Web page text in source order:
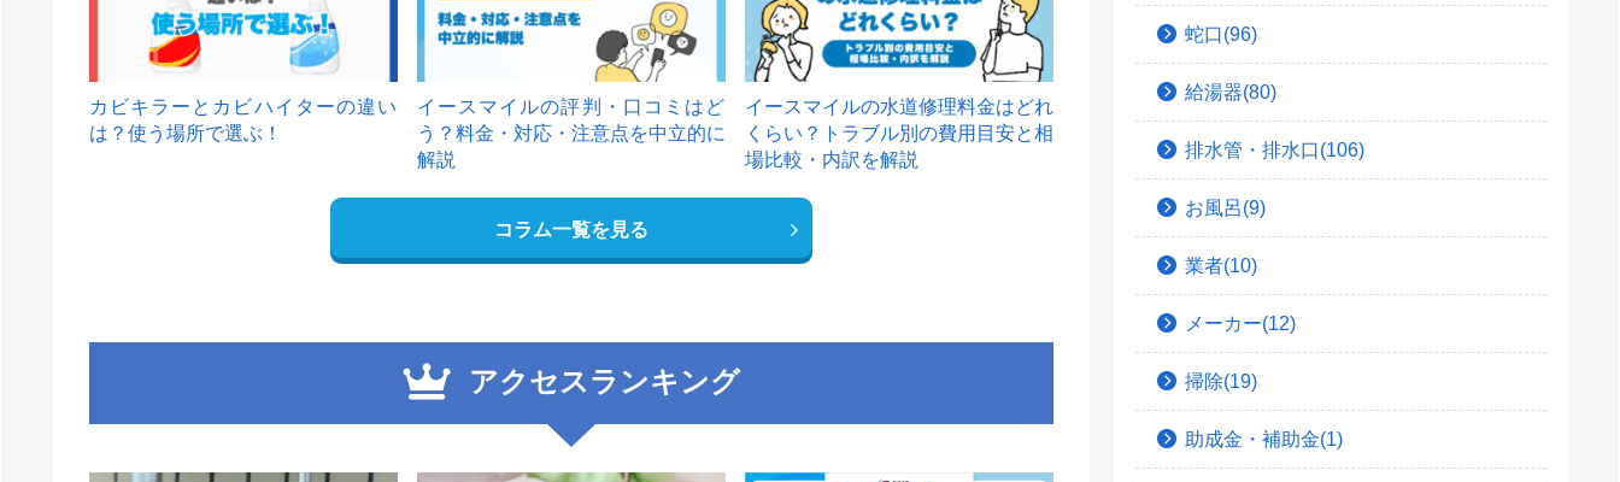
カビキラーとカビハイターの違い
は？使う場所で選ぶ！
イースマイルの評判・口コミはど
う？料金・対応・注意点を中立的に
解説
イースマイルの水道修理料金はどれ
くらい？トラブル別の費用目安と相
場比較・内訳を解説
コラム一覧を見る
アクセスランキング
蛇口(96)
給湯器(80)
排水管・排水口(106)
お風呂(9)
業者(10)
メーカー(12)
掃除(19)
助成金・補助金(1)